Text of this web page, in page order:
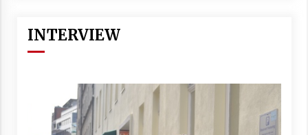
INTERVIEW